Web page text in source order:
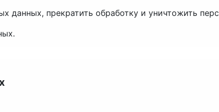
данных, прекратить обработку и уничтожить